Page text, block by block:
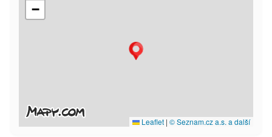
−
Leaflet | © Seznam.cz a.s. a další